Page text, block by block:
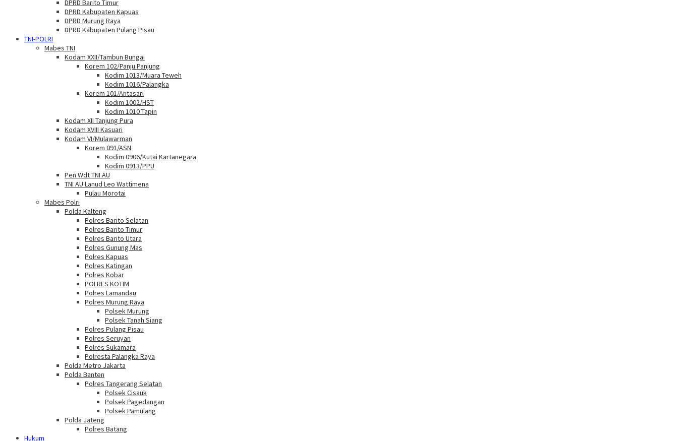
DPRD Barito Timur
DPRD Kabupaten Kapuas
DPRD Murung Raya
DPRD Kabupaten Pulang Pisau
TNI-POLRI
Mabes TNI
Kodam XXII/Tambun Bungai
Korem 102/Panju Panjung
Kodim 1013/Muara Teweh
Kodim 1016/Palangka
Korem 101/Antasari
Kodim 1002/HST
Kodim 1010 Tapin
Kodam XII Tanjung Pura
Kodam XVIII Kasuari
Kodam VI/Mulawarman
Korem 091/ASN
Kodim 0906/Kutai Kartanegara
Kodim 0913/PPU
Pen Wdt TNI AU
TNI AU Lanud Leo Wattimena
Pulau Morotai
Mabes Polri
Polda Kalteng
Polres Barito Selatan
Polres Barito Timur
Polres Barito Utara
Polres Gunung Mas
Polres Kapuas
Polres Katingan
Polres Kobar
POLRES KOTIM
Polres Lamandau
Polres Murung Raya
Polsek Murung
Polsek Tanah Siang
Polres Pulang Pisau
Polres Seruyan
Polres Sukamara
Polresta Palangka Raya
Polda Metro Jakarta
Polda Banten
Polres Tangerang Selatan
Polsek Cisauk
Polsek Pagedangan
Polsek Pamulang
Polda Jateng
Polres Batang
Hukum